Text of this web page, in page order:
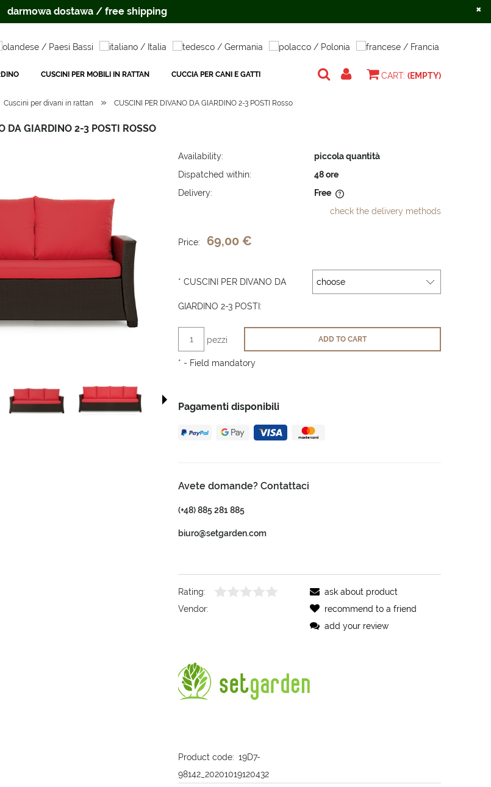
CART: (EMPTY)
CUSCINI PER MOBILI IN RATTAN CUCCIA PER CANI E GATTI
Cuscini per divani in rattan » CUSCINI PER DIVANO DA GIARDINO 2-3 POSTI Rosso
DA GIARDINO 2-3 POSTI ROSSO
Availability:
piccola quantità
Dispatched within:
48 ore
Delivery:
Free
payment costs
check the delivery methods
Pagamenti disponibili
Avete domande? Contattaci
(+48) 885 281 885
biuro@setgarden.com
Price: 69,00 €
* CUSCINI PER DIVANO DA
GIARDINO 2-3 POSTI:
pezzi ADD TO CART
* - Field mandatory
Rating:
Vendor:
Product code: 19D7-
98142_20201019120432
ask about product
recommend to a friend
add your review
darmowa dostawa / free shipping ×